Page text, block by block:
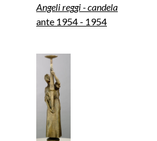
Angeli reggi - candela
ante 1954 - 1954